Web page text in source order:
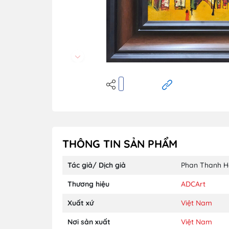
THÔNG TIN SẢN PHẨM
Tác giả/ Dịch giả Phan Thanh
Thương hiệu ADCArt
Xuất xứ Việt Nam
Nơi sản xuất Việt Nam